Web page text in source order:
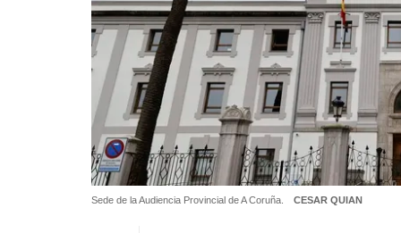
Sede de la Audiencia Provincial de A Coruña. CESAR QUIAN